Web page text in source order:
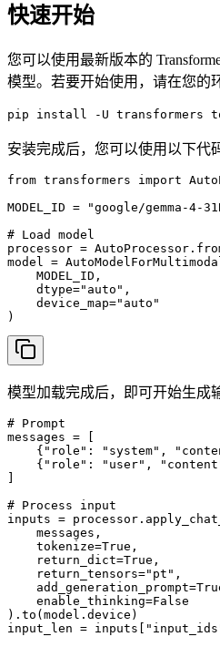
快速开始
您可以使用最新版本的
模型。若要开始使用，请在您的
pip install -U transformers
安装完成后，您可以使用以下代
from transformers import
MODEL_ID = "google/gemma-4-
# Load model
processor =
model =
    MODEL_ID,
    dtype="auto",
    device_map="auto"
)
模型加载完成后，即可开始生成
# Prompt
messages = [
{"role": "system",
{"role": "user",
]
# Process input
inputs =
    messages,
    tokenize=True,
    return_dict=True,
    return_tensors="pt",
    enable_thinking=False
).to(model.device)
input_len =